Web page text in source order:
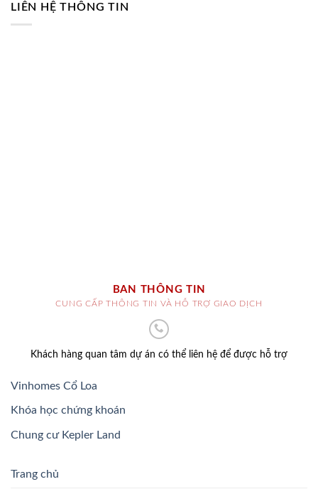
LIÊN HỆ THÔNG TIN
BAN THÔNG TIN
CUNG CẤP THÔNG TIN VÀ HỖ TRỢ GIAO DỊCH
Khách hàng quan tâm dự án có thể liên hệ để được hỗ trợ
Vinhomes Cổ Loa
Khóa học chứng khoán
Chung cư Kepler Land
Trang chủ